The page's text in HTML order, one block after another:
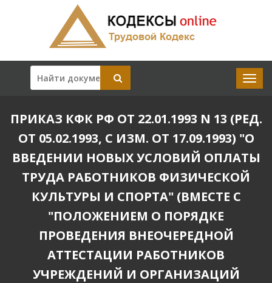
ПРИКАЗ КФК РФ ОТ 22.01.1993 N 13 (РЕД.
ОТ 05.02.1993, С ИЗМ. ОТ 17.09.1993) "О
ВВЕДЕНИИ НОВЫХ УСЛОВИЙ ОПЛАТЫ
ТРУДА РАБОТНИКОВ ФИЗИЧЕСКОЙ
КУЛЬТУРЫ И СПОРТА" (ВМЕСТЕ С
"ПОЛОЖЕНИЕМ О ПОРЯДКЕ
ПРОВЕДЕНИЯ ВНЕОЧЕРЕДНОЙ
АТТЕСТАЦИИ РАБОТНИКОВ
УЧРЕЖДЕНИЙ И ОРГАНИЗАЦИЙ